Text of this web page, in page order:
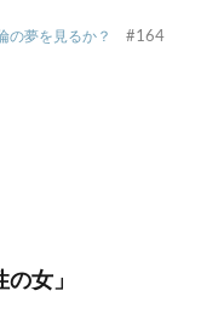
の夢を見るか？ #164
女」